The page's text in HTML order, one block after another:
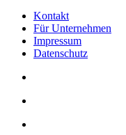
Kontakt
Für Unternehmen
Impressum
Datenschutz